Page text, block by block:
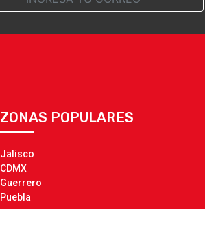
ZONAS POPULARES
Jalisco
CDMX
Guerrero
Puebla